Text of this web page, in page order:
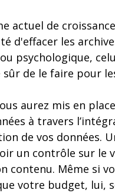
actuel de
d'effacer les
psychologique,
de le faire pour
aurez mis en
à travers
de vos données.
un contrôle sur le
Même si
votre budget, lui,